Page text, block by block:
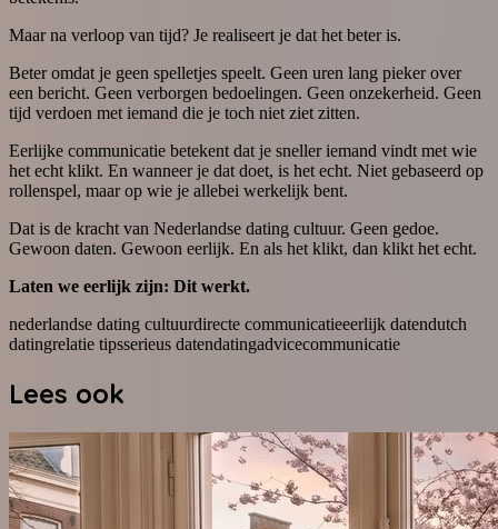
Maar na verloop van tijd? Je realiseert je dat het beter is.
Beter omdat je geen spelletjes speelt. Geen uren lang pieker over
een bericht. Geen verborgen bedoelingen. Geen onzekerheid. Geen
tijd verdoen met iemand die je toch niet ziet zitten.
Eerlijke communicatie betekent dat je sneller iemand vindt met wie
het echt klikt. En wanneer je dat doet, is het echt. Niet gebaseerd op
rollenspel, maar op wie je allebei werkelijk bent.
Dat is de kracht van Nederlandse dating cultuur. Geen gedoe.
Gewoon daten. Gewoon eerlijk. En als het klikt, dan klikt het echt.
Laten we eerlijk zijn: Dit werkt.
nederlandse dating cultuurdirecte communicatieeerlijk datendutch
datingrelatie tipsserieus datendatingadvicecommunicatie
Lees ook